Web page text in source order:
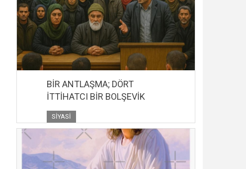
BİR ANTLAŞMA; DÖRT
İTTİHATCI BİR BOLŞEVİK
SIYASI